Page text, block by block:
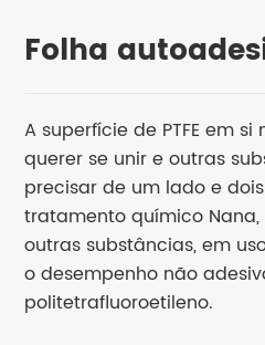
Folha
A superfície de PTFE em
querer se unir e outras
precisar de um lado e
tratamento químico
outras substâncias, em
o desempenho não
politetrafluoroetileno.